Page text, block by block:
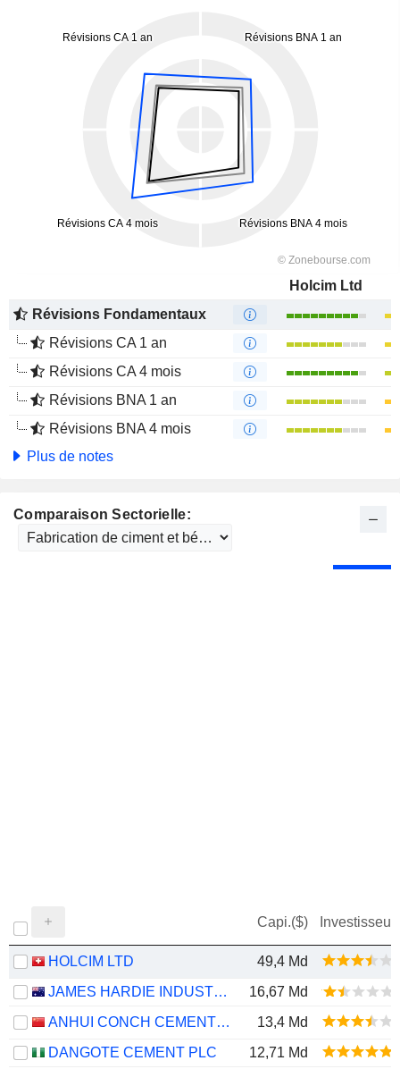
Holcim Ltd
Révisions Fondamentaux
Révisions CA 1 an
Révisions CA 4 mois
Révisions BNA 1 an
Révisions BNA 4 mois
Plus de notes
Comparaison Sectorielle:
Capi.($) Investisseur
HOLCIM LTD
49,4 Md
JAMES HARDIE INDUSTRIES PLC
16,67 Md
ANHUI CONCH CEMENT COMPANY LIMITED
13,4 Md
DANGOTE CEMENT PLC
12,71 Md